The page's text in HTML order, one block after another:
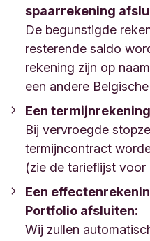
spaarrekening
De begunstigde
resterende saldo
rekening zijn op
een andere
Een
Bij vervroegde
termijncontract
(zie de tarieflijst voor
Een
Portfolio afsluiten:
Wij zullen